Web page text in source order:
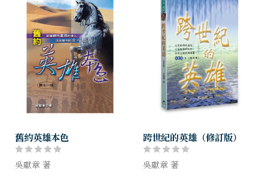
舊約英雄本色
吳獻章 著
跨世紀的英雄（修訂版）
吳獻章 著